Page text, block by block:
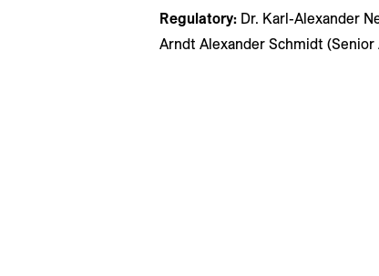
Regulatory: Dr. Karl-Alexander
Arndt Alexander Schmidt (Senior